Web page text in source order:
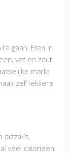
gaan. Eten in
vet en zout
markt
zelf lekkere
veel calorieën,